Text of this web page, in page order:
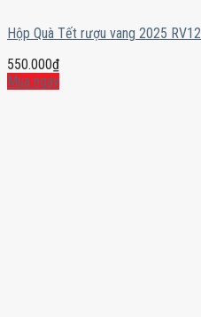
Hộp Quà Tết rượu vang 2025 RV12
550.000₫
Mua ngay